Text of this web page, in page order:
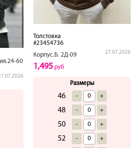
60
Толстовка
#23454736
Корпус.Б. 2Д-09
27.07.2026
1,495 руб
Размеры
46 - +
48 - +
50 - +
52 - +